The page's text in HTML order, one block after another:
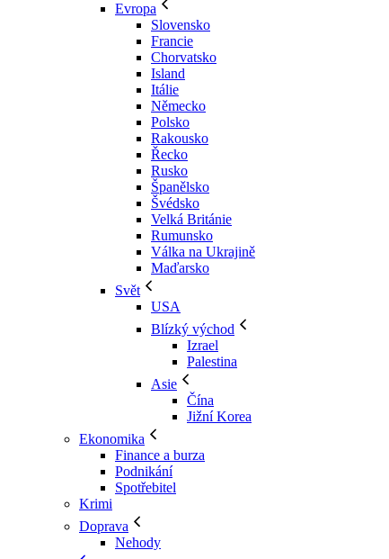
Evropa
Slovensko
Francie
Chorvatsko
Island
Itálie
Německo
Polsko
Rakousko
Řecko
Rusko
Španělsko
Švédsko
Velká Británie
Rumunsko
Válka na Ukrajině
Maďarsko
Svět
USA
Blízký východ
Izrael
Palestina
Asie
Čína
Jižní Korea
Ekonomika
Finance a burza
Podnikání
Spotřebitel
Krimi
Doprava
Nehody